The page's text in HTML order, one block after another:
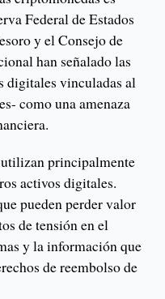
Federal de Estados
y el Consejo de
han señalado las
digitales vinculadas al
como una amenaza
principalmente
activos digitales.
pueden perder valor
de tensión en el
y la información que
de reembolso de